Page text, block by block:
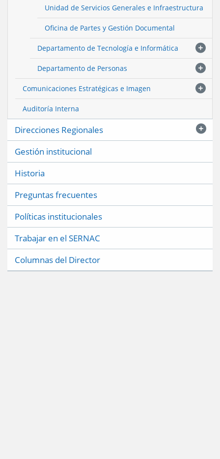
Unidad de Servicios Generales e Infraestructura
Oficina de Partes y Gestión Documental
Departamento de Tecnología e Informática
Departamento de Personas
Comunicaciones Estratégicas e Imagen
Auditoría Interna
Direcciones Regionales
Gestión institucional
Historia
Preguntas frecuentes
Políticas institucionales
Trabajar en el SERNAC
Columnas del Director